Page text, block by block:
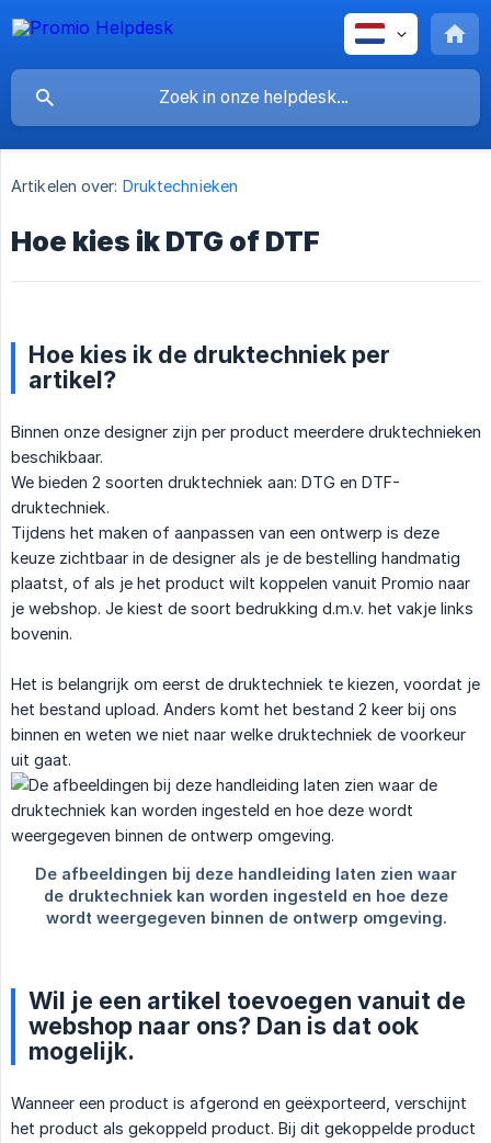
Artikelen over: Druktechnieken
Hoe kies ik DTG of DTF
Hoe kies ik de druktechniek per
artikel?
Binnen onze designer zijn per product meerdere druktechnieken
beschikbaar.
We bieden 2 soorten druktechniek aan: DTG en DTF-
druktechniek.
Tijdens het maken of aanpassen van een ontwerp is deze
keuze zichtbaar in de designer als je de bestelling handmatig
plaatst, of als je het product wilt koppelen vanuit Promio naar
je webshop. Je kiest de soort bedrukking d.m.v. het vakje links
bovenin.
Het is belangrijk om eerst de druktechniek te kiezen, voordat je
het bestand upload. Anders komt het bestand 2 keer bij ons
binnen en weten we niet naar welke druktechniek de voorkeur
uit gaat.
Wil je een artikel toevoegen vanuit de
webshop naar ons? Dan is dat ook
mogelijk.
Wanneer een product is afgerond en geëxporteerd, verschijnt
het product als gekoppeld product. Bij dit gekoppelde product